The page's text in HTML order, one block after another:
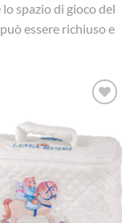
spazio di gioco del
essere richiuso e
dei
desideri